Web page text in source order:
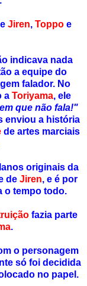
Jiren, Toppoe
indicava nada
a equipe do
falador. No
a Toriyama, ele
que não fala!"
enviou a história
de artes marciais
originais da
de Jiren, e é por
o tempo todo.
fazia parte
.
o personagem
só foi decidida
no papel.